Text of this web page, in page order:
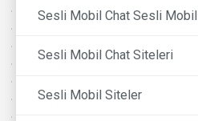
Sesli Mobil Chat Sesli
Sesli Mobil Chat Siteleri
Sesli Mobil Siteler